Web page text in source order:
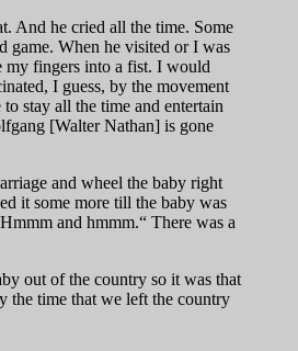
And he cried all the time. Some
game. When he visited or I was
my fingers into a fist. I would
I guess, by the movement
stay all the time and entertain
[Walter Nathan] is gone
and wheel the baby right
it some more till the baby was
and hmmm.“ There was a
out of the country so it was that
the time that we left the country